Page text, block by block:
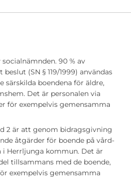
90 % av
(SN § 119/1999) användas
särskilda boendena för äldre,
Det är personalen via
för exempelvis gemensamma
2 är att genom bidragsgivning
åtgärder för boende på vård-
i Herrljunga kommun. Det är
tillsammans med de boende,
exempelvis gemensamma